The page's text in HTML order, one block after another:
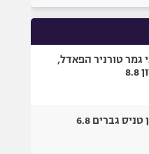
גמר טורניר הפאדל,
טניס גברים 6.8